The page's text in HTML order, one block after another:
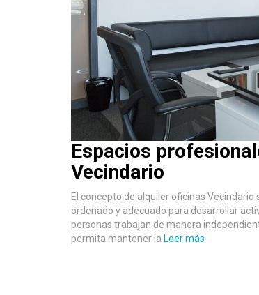
Espacios
Vecindario
El concepto de alquiler oficinas
ordenado y adecuado para desarrollar
personas trabajan de manera
permita mantener la Leer más